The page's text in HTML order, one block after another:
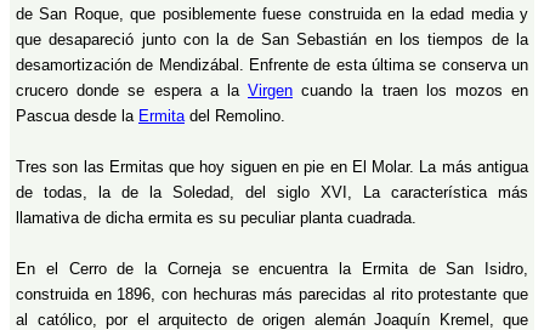
de San Roque, que posiblemente fuese construida en la edad media y
que desapareció junto con la de San Sebastián en los tiempos de la
desamortización de Mendizábal. Enfrente de esta última se conserva un
crucero donde se espera a la Virgen cuando la traen los mozos en
Pascua desde la Ermitadel Remolino.
Tres son las Ermitas que hoy siguen en pie en El Molar. La más antigua
de todas, la de la Soledad, del siglo XVI, La característica más
llamativa de dicha ermita es su peculiar planta cuadrada.
En el Cerro de la Corneja se encuentra la Ermita de San Isidro,
construida en 1896, con hechuras más parecidas al rito protestante que
al católico, por el arquitecto de origen alemán Joaquín Kremel, que